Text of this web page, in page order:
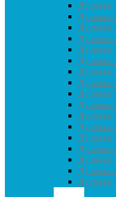
Душевые
Душевые
Душевые
Душевые
Душевые
Душевые
Душевые
Душевые
Душевые
Душевые
Душевые
Душевые
Душевые
Душевые
Душевые
Душевые